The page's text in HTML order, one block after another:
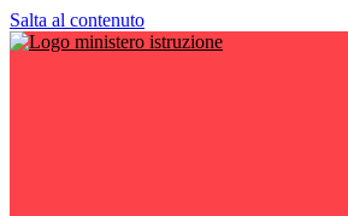
Salta al contenuto